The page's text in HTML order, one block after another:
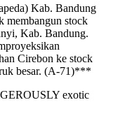
Kab. Bandung
membangun stock
Kab. Bandung.
Cirebon ke stock
besar. (A-71)***
exotic